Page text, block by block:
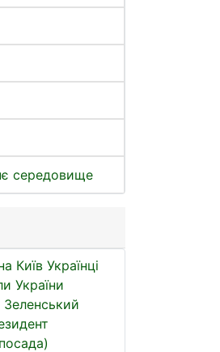
середовище
Київ Українці
України